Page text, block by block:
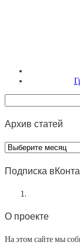
Архив статей
Архив
статей
Подписка
О проекте
На этом сайте мы